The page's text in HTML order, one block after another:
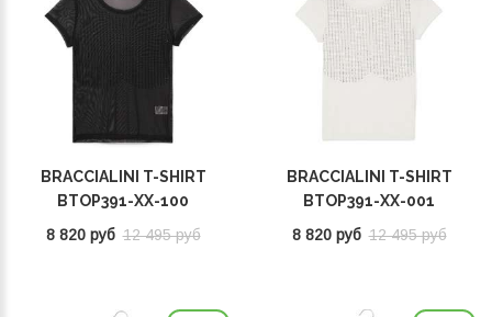
BRACCIALINI T-SHIRT
BTOP391-XX-100
8 820 руб 12 495 руб
BRACCIALINI T-SHIRT
BTOP391-XX-001
8 820 руб 12 495 руб